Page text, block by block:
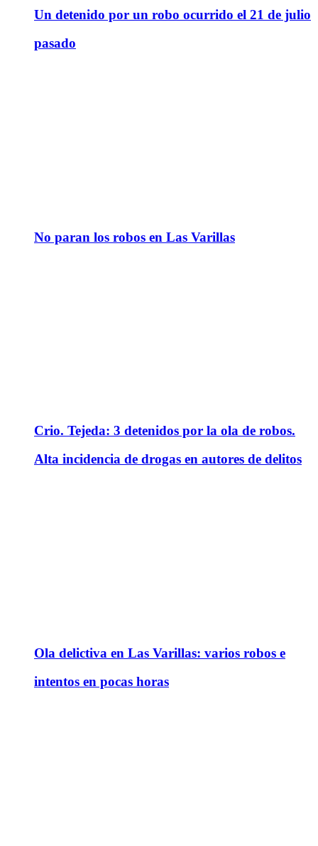
Un detenido por un robo ocurrido el 21 de julio
pasado
No paran los robos en Las Varillas
Crio. Tejeda: 3 detenidos por la ola de robos.
Alta incidencia de drogas en autores de delitos
Ola delictiva en Las Varillas: varios robos e
intentos en pocas horas